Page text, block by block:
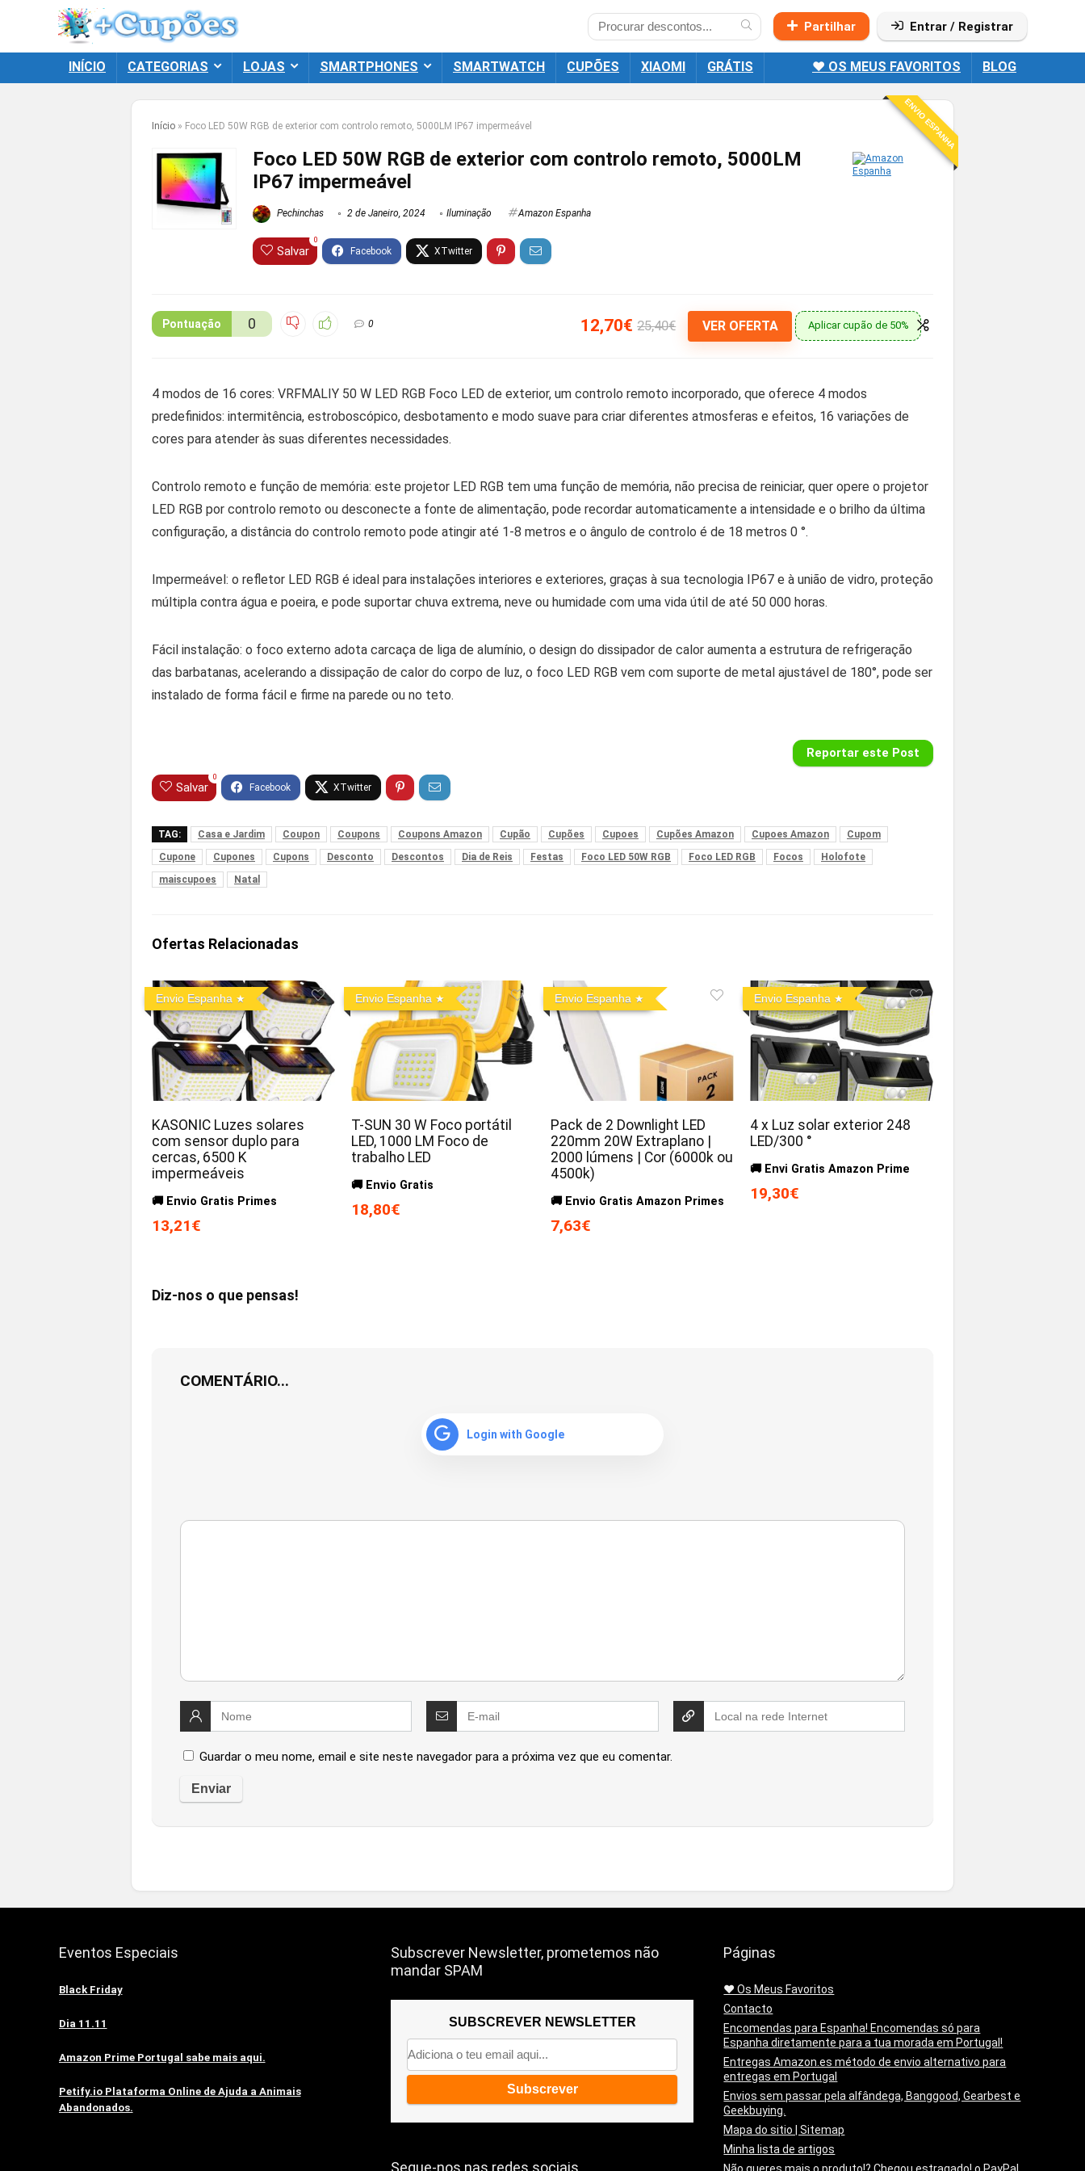
Partilhar Entrar / Registrar
INÍCIO CATEGORIAS LOJAS SMARTPHONES SMARTWATCH CUPÕES XIAOMI GRÁTIS ❤️ OS MEUS FAVORITOS BLOG
Início » Foco LED 50W RGB de exterior com controlo remoto, 5000LM IP67 impermeável ENVIO ESPANHA
Foco LED 50W RGB de exterior com controlo remoto, 5000LM
IP67 impermeável
Pechinchas 2 de Janeiro, 2024 Iluminação Amazon Espanha
Salvar
0
Pontuação 0 0 12,70€ 25,40€ VER OFERTA Aplicar cupão de 50%
4 modos de 16 cores: VRFMALIY 50 W LED RGB Foco LED de exterior, um controlo remoto incorporado, que oferece 4 modos
predefinidos: intermitência, estroboscópico, desbotamento e modo suave para criar diferentes atmosferas e efeitos, 16 variações de
cores para atender às suas diferentes necessidades.
Controlo remoto e função de memória: este projetor LED RGB tem uma função de memória, não precisa de reiniciar, quer opere o projetor
LED RGB por controlo remoto ou desconecte a fonte de alimentação, pode recordar automaticamente a intensidade e o brilho da última
configuração, a distância do controlo remoto pode atingir até 1-8 metros e o ângulo de controlo é de 18 metros 0 °.
Impermeável: o refletor LED RGB é ideal para instalações interiores e exteriores, graças à sua tecnologia IP67 e à união de vidro, proteção
múltipla contra água e poeira, e pode suportar chuva extrema, neve ou humidade com uma vida útil de até 50 000 horas.
Fácil instalação: o foco externo adota carcaça de liga de alumínio, o design do dissipador de calor aumenta a estrutura de refrigeração
das barbatanas, acelerando a dissipação de calor do corpo de luz, o foco LED RGB vem com suporte de metal ajustável de 180°, pode ser
instalado de forma fácil e firme na parede ou no teto.
Reportar este Post
Salvar
0
TAG: Casa e Jardim Coupon Coupons Coupons Amazon Cupão Cupões Cupoes Cupões Amazon Cupoes Amazon
Cupom
Cupone
Cupones Cupons Desconto Descontos Dia de Reis Festas Foco LED 50W RGB Foco LED RGB Focos
Holofote
maiscupoes
Natal
Ofertas Relacionadas
Envio Espanha
KASONIC Luzes solares
com sensor duplo para
cercas, 6500 K
impermeáveis
🚚 Envio Gratis Primes
13,21€
Envio Espanha
T-SUN 30 W Foco portátil
LED, 1000 LM Foco de
trabalho LED
🚚 Envio Gratis
18,80€
Envio Espanha
Pack de 2 Downlight LED
220mm 20W Extraplano |
2000 lúmens | Cor (6000k ou
4500k)
🚚 Envio Gratis Amazon Primes
7,63€
Envio Espanha
4 x Luz solar exterior 248
LED/300 °
🚚 Envi Gratis Amazon Prime
19,30€
Diz-nos o que pensas!
COMENTÁRIO...
Login with Google
Guardar o meu nome, email e site neste navegador para a próxima vez que eu comentar.
Eventos Especiais
Black Friday
Dia 11.11
Amazon Prime Portugal sabe mais aqui.
Petify.io Plataforma Online de Ajuda a Animais
Abandonados.
Subscrever Newsletter, prometemos não
mandar SPAM
SUBSCREVER NEWSLETTER
Segue-nos nas redes sociais
Páginas
❤️ Os Meus Favoritos
Contacto
Encomendas para Espanha! Encomendas só para
Espanha diretamente para a tua morada em Portugal!
Entregas Amazon.es método de envio alternativo para
entregas em Portugal
Envios sem passar pela alfândega, Banggood, Gearbest e
Geekbuying.
Mapa do sitio | Sitemap
Minha lista de artigos
Não queres mais o produto!? Chegou estragado! o PayPal